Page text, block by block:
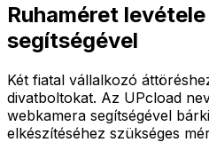
Ruhaméret
segítségével
Két fiatal vállalkozó
divatboltokat. Az UPcload
webkamera segítségével
elkészítéséhez szükséges